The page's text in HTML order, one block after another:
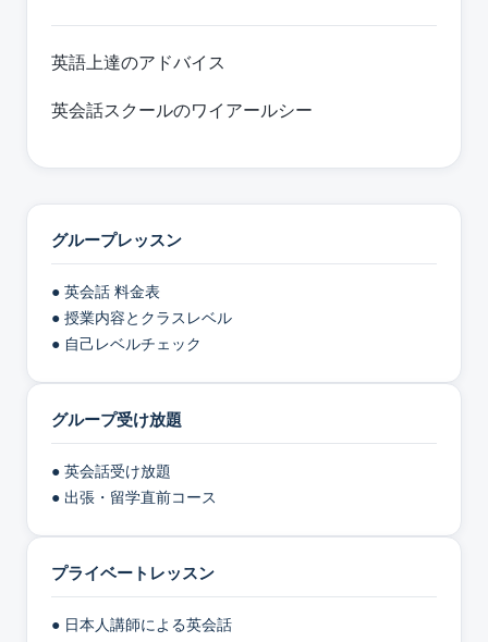
英語上達のアドバイス
英会話スクールのワイアールシー
グループレッスン
● 英会話 料金表
● 授業内容とクラスレベル
● 自己レベルチェック
グループ受け放題
● 英会話受け放題
● 出張・留学直前コース
プライベートレッスン
● 日本人講師による英会話